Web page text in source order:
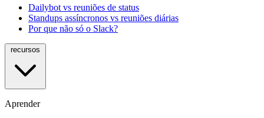
Dailybot vs reuniões de status
Standups assíncronos vs reuniões diárias
Por que não só o Slack?
Aprender